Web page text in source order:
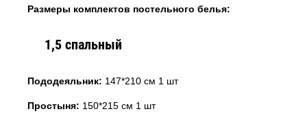
Размеры комплектов постельного белья:
1,5 спальный
Пододеяльник: 147*210 см 1 шт
Простыня: 150*215 см 1 шт